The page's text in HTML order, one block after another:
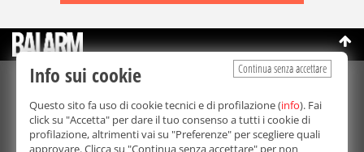
©Copyright 2003-2026
Bmedia Srl- P.IVA 07064240828
La riproduzione totale o parziale di tutti i contenuti, in qualunque
forma, su qualsiasi supporto è proibita.
Balarm.it è una testata giornalistica registrata. Autorizzazione del
Continua senza accettare
Info sui cookie
Questo sito fa uso di cookie tecnici e di profilazione (info). Fai
click su "Accetta" per dare il tuo consenso a tutti i cookie di
profilazione, altrimenti vai su "Preferenze" per scegliere quali
approvare. Clicca su "Continua senza accettare" per non